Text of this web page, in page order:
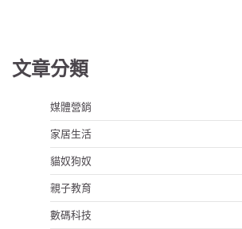
文章分類
媒體營銷
家居生活
貓奴狗奴
親子教育
數碼科技